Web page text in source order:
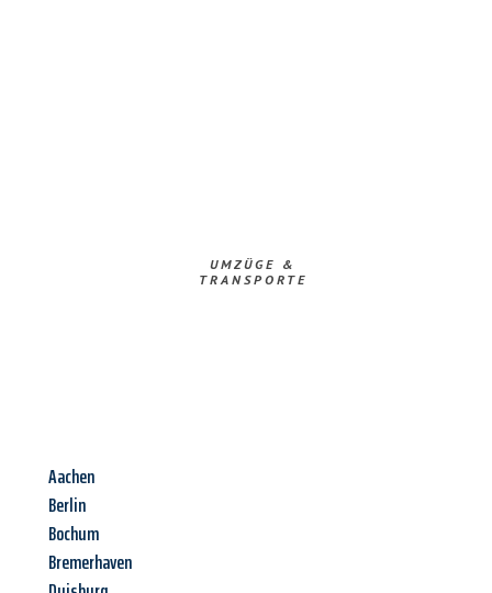
UMZÜGE &
TRANSPORTE
Aachen
Berlin
Bochum
Bremerhaven